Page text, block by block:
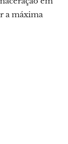
a máxima